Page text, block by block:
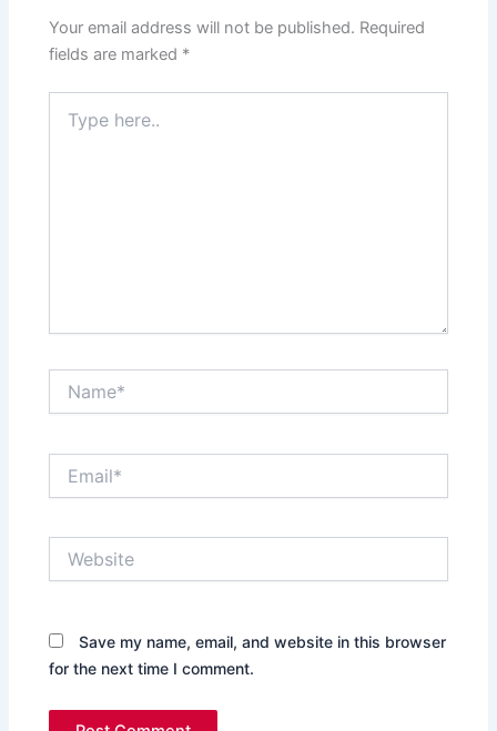
Your email address will not be published. Required
fields are marked *
here..
Save my name, email, and website in this browser
for the next time I comment.